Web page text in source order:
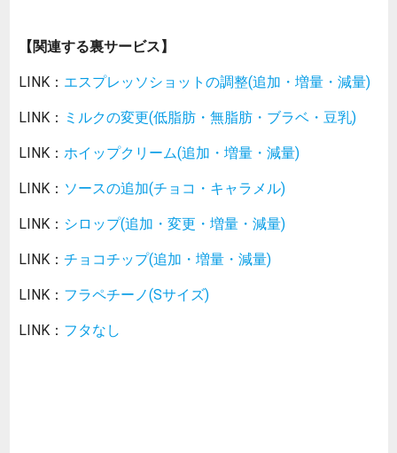
【関連する裏サービス】
LINK： エスプレッソショットの調整(追加・増量・減量)
LINK： ミルクの変更(低脂肪・無脂肪・ブラベ・豆乳)
LINK： ホイップクリーム(追加・増量・減量)
LINK： ソースの追加(チョコ・キャラメル)
LINK： シロップ(追加・変更・増量・減量)
LINK： チョコチップ(追加・増量・減量)
LINK： フラペチーノ(Sサイズ)
LINK： フタなし